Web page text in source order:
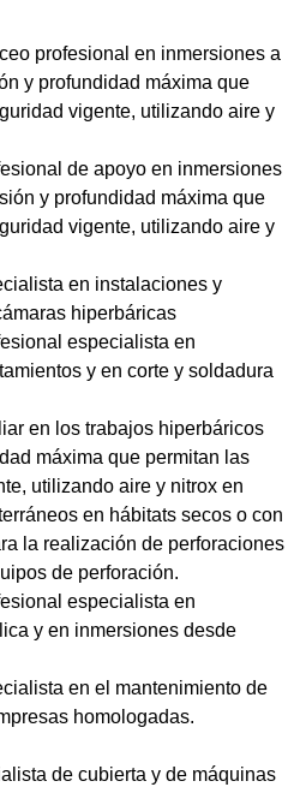
profesional en inmersiones a
y profundidad máxima que
vigente, utilizando aire y
de apoyo en inmersiones
y profundidad máxima que
vigente, utilizando aire y
en instalaciones y
hiperbáricas
especialista en
y en corte y soldadura
en los trabajos hiperbáricos
máxima que permitan las
utilizando aire y nitrox en
en hábitats secos o con
la realización de perforaciones
de perforación.
especialista en
y en inmersiones desde
en el mantenimiento de
homologadas.
de cubierta y de máquinas